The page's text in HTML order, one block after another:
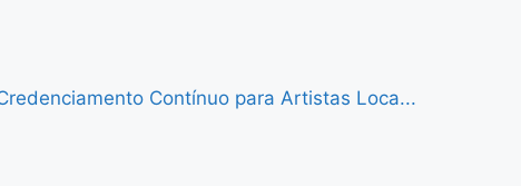
Contínuo para Artistas Loca...